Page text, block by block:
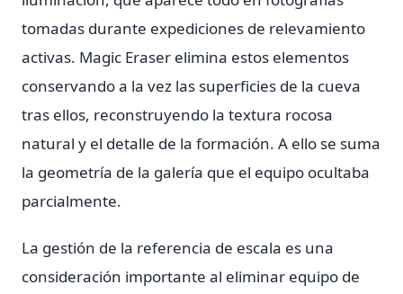
tomadas durante expediciones de relevamiento
activas. Magic Eraser elimina estos elementos
conservando a la vez las superficies de la cueva
tras ellos, reconstruyendo la textura rocosa
natural y el detalle de la formación. A ello se suma
la geometría de la galería que el equipo ocultaba
parcialmente.
La gestión de la referencia de escala es una
consideración importante al eliminar equipo de